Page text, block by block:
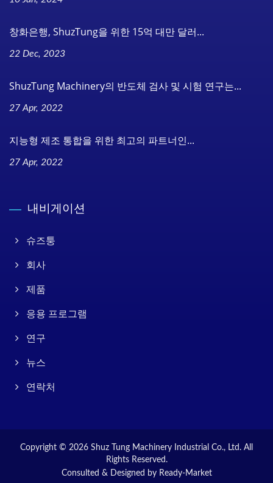
창화은행, ShuzTung을 위한 15억 대만 달러...
22 Dec, 2023
ShuzTung Machinery의 반도체 검사 및 시험 연구는...
27 Apr, 2022
지능형 제조 통합을 위한 최고의 파트너인...
27 Apr, 2022
내비게이션
슈즈퉁
회사
제품
응용 프로그램
연구
뉴스
연락처
Copyright © 2026 Shuz Tung Machinery Industrial Co., Ltd. All
Rights Reserved.
Consulted & Designed by Ready-Market